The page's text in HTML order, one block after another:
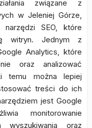
związane z
w Jeleniej Górze,
SEO, które
witryn. Jednym z
Analytics, które
oraz analizować
temu można lepiej
treści do ich
jest Google
monitorowanie
oraz